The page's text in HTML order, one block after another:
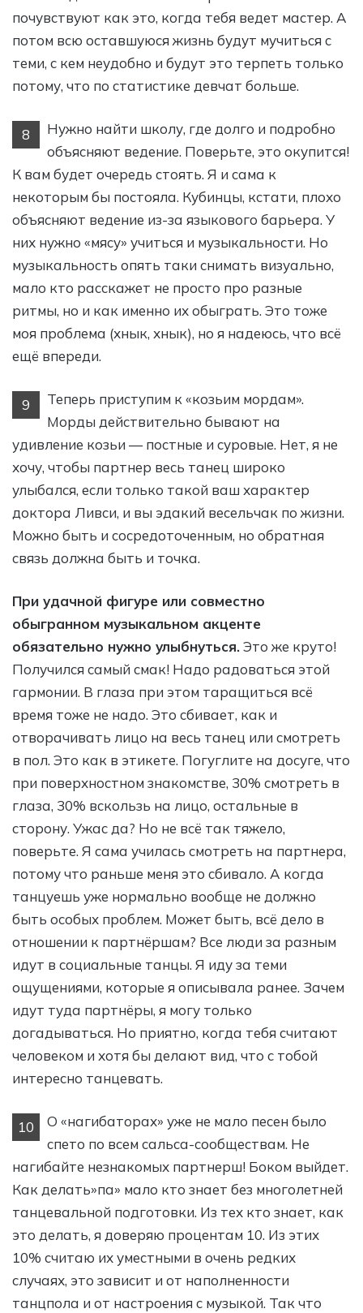
почувствуют как это, когда тебя ведет мастер. А
потом всю оставшуюся жизнь будут мучиться с
теми, с кем неудобно и будут это терпеть только
потому, что по статистике девчат больше.
8
Нужно найти школу, где долго и подробно
объясняют ведение. Поверьте, это окупится!
К вам будет очередь стоять. Я и сама к
некоторым бы постояла. Кубинцы, кстати, плохо
объясняют ведение из-за языкового барьера. У
них нужно «мясу» учиться и музыкальности. Но
музыкальность опять таки снимать визуально,
мало кто расскажет не просто про разные
ритмы, но и как именно их обыграть. Это тоже
моя проблема (хнык, хнык), но я надеюсь, что всё
ещё впереди.
9
Теперь приступим к «козьим мордам».
Морды действительно бывают на
удивление козьи — постные и суровые. Нет, я не
хочу, чтобы партнер весь танец широко
улыбался, если только такой ваш характер
доктора Ливси, и вы эдакий весельчак по жизни.
Можно быть и сосредоточенным, но обратная
связь должна быть и точка.
При удачной фигуре или совместно
обыгранном музыкальном акценте
обязательно нужно улыбнуться.Это же круто!
Получился самый смак! Надо радоваться этой
гармонии. В глаза при этом таращиться всё
время тоже не надо. Это сбивает, как и
отворачивать лицо на весь танец или смотреть
в пол. Это как в этикете. Погуглите на досуге, что
при поверхностном знакомстве, 30% смотреть в
глаза, 30% вскользь на лицо, остальные в
сторону. Ужас да? Но не всё так тяжело,
поверьте. Я сама училась смотреть на партнера,
потому что раньше меня это сбивало. А когда
танцуешь уже нормально вообще не должно
быть особых проблем. Может быть, всё дело в
отношении к партнёршам? Все люди за разным
идут в социальные танцы. Я иду за теми
ощущениями, которые я описывала ранее. Зачем
идут туда партнёры, я могу только
догадываться. Но приятно, когда тебя считают
человеком и хотя бы делают вид, что с тобой
интересно танцевать.
10
О «нагибаторах» уже не мало песен было
спето по всем сальса-сообществам. Не
нагибайте незнакомых партнерш! Боком выйдет.
Как делать»па» мало кто знает без многолетней
танцевальной подготовки. Из тех кто знает, как
это делать, я доверяю процентам 10. Из этих
10% считаю их уместными в очень редких
случаях, это зависит и от наполненности
танцпола и от настроения с музыкой. Так что